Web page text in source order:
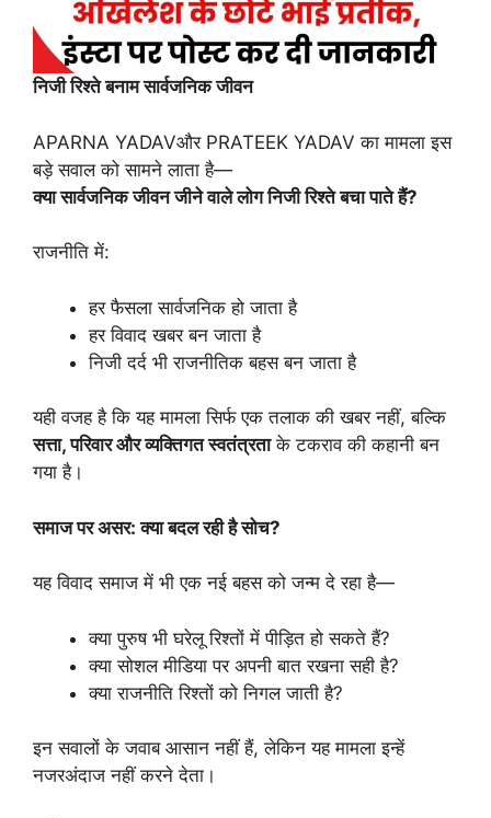
निजीरिश्तेबनामसार्वजनिकजीवन
APARNA YADAVऔर PRATEEK YADAV का मामला इस
बड़े सवाल को सामने लाता है—
क्यासार्वजनिकजीवनजीनेवालेलोगनिजीरिश्तेबचापातेहैं?
राजनीति में:
हर फैसला सार्वजनिक हो जाता है
हर विवाद खबर बन जाता है
निजी दर्द भी राजनीतिक बहस बन जाता है
यही वजह है कि यह मामला सिर्फ एक तलाक की खबर नहीं, बल्कि
सत्ता,परिवारऔरव्यक्तिगतस्वतंत्रताके टकराव की कहानी बन
गया है।
समाजपरअसर:क्याबदलरहीहैसोच?
यह विवाद समाज में भी एक नई बहस को जन्म दे रहा है—
क्या पुरुष भी घरेलू रिश्तों में पीड़ित हो सकते हैं?
क्या सोशल मीडिया पर अपनी बात रखना सही है?
क्या राजनीति रिश्तों को निगल जाती है?
इन सवालों के जवाब आसान नहीं हैं, लेकिन यह मामला इन्हें
नजरअंदाज नहीं करने देता।